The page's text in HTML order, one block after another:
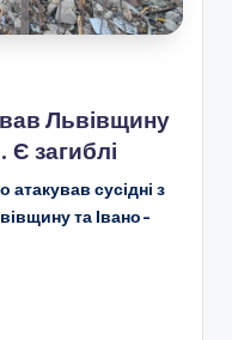
Львівщину
загиблі
сусідні з
та Івано-